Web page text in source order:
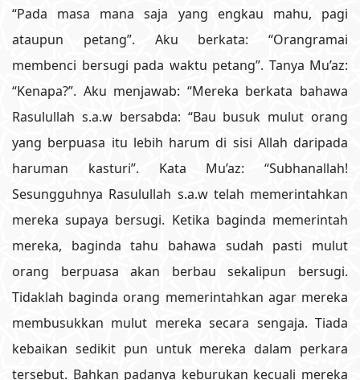
“Pada masa mana saja yang engkau mahu, pagi
ataupun petang”. Aku berkata: “Orangramai
membenci bersugi pada waktu petang”. Tanya Mu’az:
“Kenapa?”. Aku menjawab: “Mereka berkata bahawa
Rasulullah s.a.w bersabda: “Bau busuk mulut orang
yang berpuasa itu lebih harum di sisi Allah daripada
haruman kasturi”. Kata Mu’az: “Subhanallah!
Sesungguhnya Rasulullah s.a.w telah memerintahkan
mereka supaya bersugi. Ketika baginda memerintah
mereka, baginda tahu bahawa sudah pasti mulut
orang berpuasa akan berbau sekalipun bersugi.
Tidaklah baginda orang memerintahkan agar mereka
membusukkan mulut mereka secara sengaja. Tiada
kebaikan sedikit pun untuk mereka dalam perkara
tersebut. Bahkan padanya keburukan kecuali mereka